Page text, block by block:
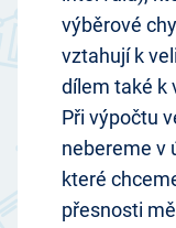
výběrové
vztahují k
dílem také k
Při výpočtu
nebereme v
které
přesnosti